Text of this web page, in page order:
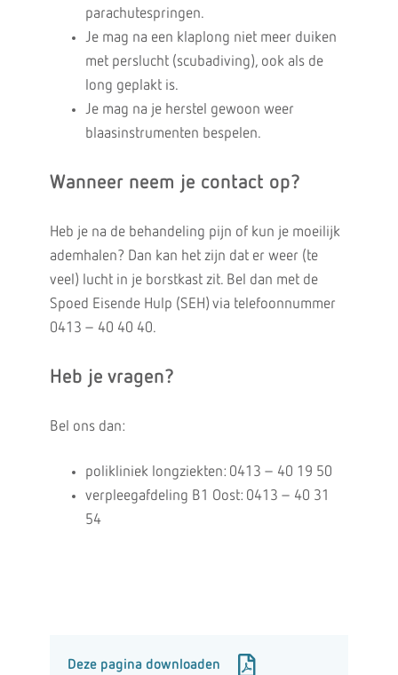
parachutespringen.
Je mag na een klaplong niet meer duiken
met perslucht (scubadiving), ook als de
long geplakt is.
Je mag na je herstel gewoon weer
blaasinstrumenten bespelen.
Wanneer neem je contact op?
Heb je na de behandeling pijn of kun je moeilijk
ademhalen? Dan kan het zijn dat er weer (te
veel) lucht in je borstkast zit. Bel dan met de
Spoed Eisende Hulp (SEH) via telefoonnummer
0413 – 40 40 40.
Heb je vragen?
Bel ons dan:
polikliniek longziekten: 0413 – 40 19 50
verpleegafdeling B1 Oost: 0413 – 40 31
54
Deze pagina downloaden